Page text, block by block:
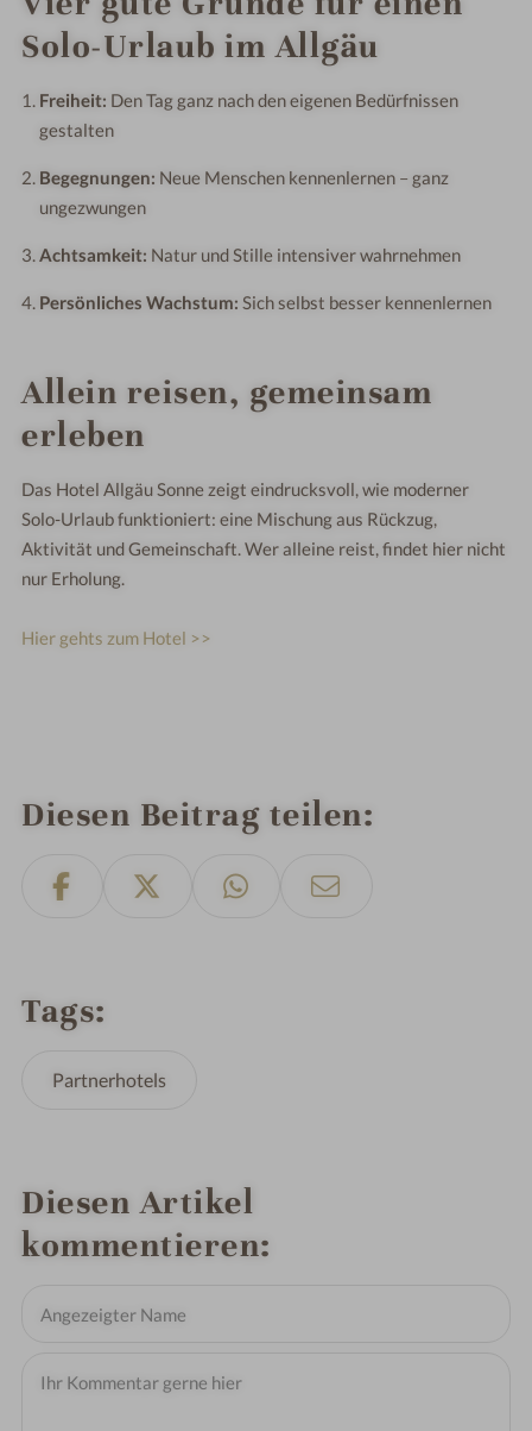
Solo-Urlaub im Allgäu
Freiheit: Den Tag ganz nach den eigenen Bedürfnissen
gestalten
Begegnungen: Neue Menschen kennenlernen – ganz
ungezwungen
Achtsamkeit: Natur und Stille intensiver wahrnehmen
Persönliches Wachstum: Sich selbst besser kennenlernen
Allein reisen, gemeinsam
erleben
Das Hotel Allgäu Sonne zeigt eindrucksvoll, wie moderner
Solo-Urlaub funktioniert: eine Mischung aus Rückzug,
Aktivität und Gemeinschaft. Wer alleine reist, findet hier nicht
nur Erholung.
Hier gehts zum Hotel >>
Diesen Beitrag teilen
Tags
Partnerhotels
Diesen Artikel
kommentieren